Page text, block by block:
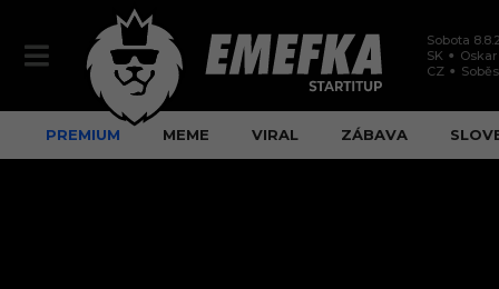
Sobota
SK
Oskar
CZ
PREMIUM MEME VIRAL ZÁBAVA